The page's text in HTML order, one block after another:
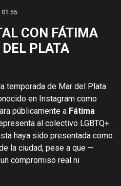
CON FÁTIMA
PLATA
temporada de Mar del Plata
en Instagram como
públicamente a Fátima
al colectivo LGBTQ+.
haya sido presentada como
la ciudad, pese a que —
compromiso real ni